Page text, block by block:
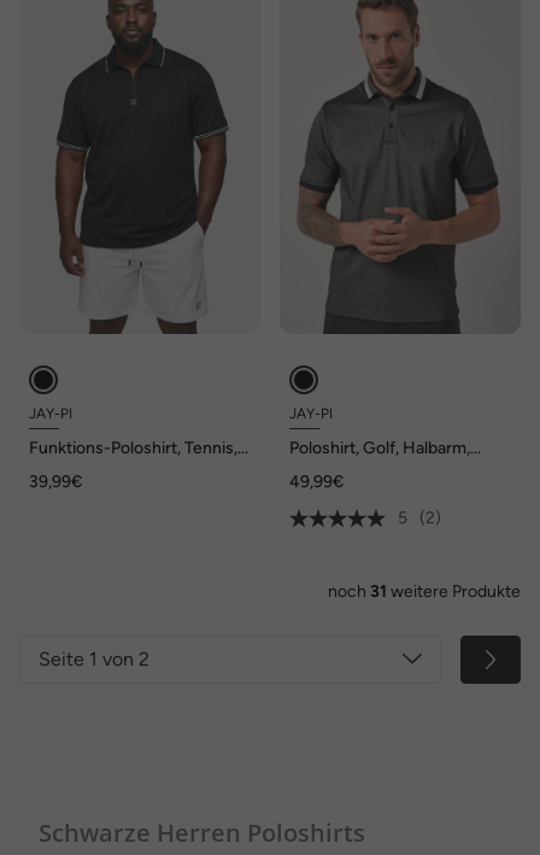
JAY-PI
Funktions-Poloshirt, Tennis,
39,99€
JAY-PI
Poloshirt, Golf, Halbarm,
49,99€
5
(2)
noch 31 weitere Produkte
Seite 1 von 2
Schwarze Herren Poloshirts